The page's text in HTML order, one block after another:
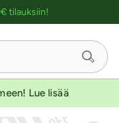
tilauksiin!
Lue lisää